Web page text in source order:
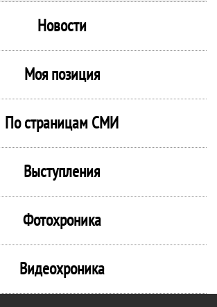
Новости
Моя позиция
По страницам СМИ
Выступления
Фотохроника
Видеохроника